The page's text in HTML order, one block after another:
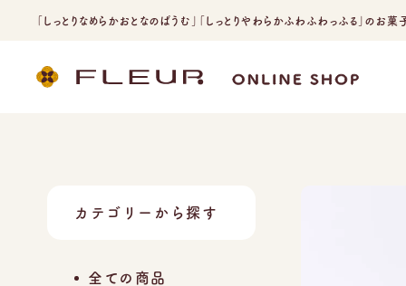
「しっとりなめらかおとなのばうむ」「しっとりやわらかふわふわっふる」の お菓
カテゴリーから探す
全ての商品